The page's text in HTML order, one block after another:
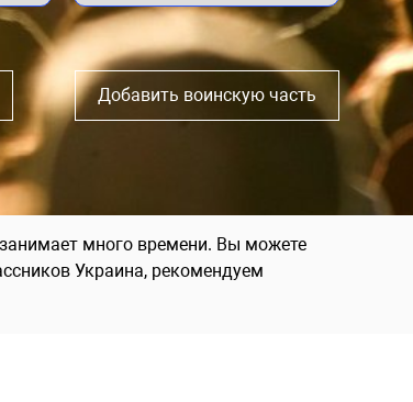
Добавить воинскую часть
много времени. Вы можете
Украина, рекомендуем